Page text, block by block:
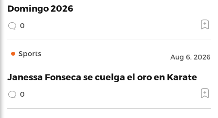
Domingo 2026
0
Sports Aug 6, 2026
Janessa Fonseca se cuelga el oro en Karate
0